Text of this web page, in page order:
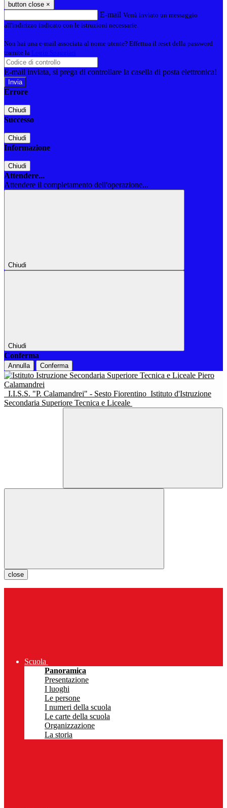
button close ×
E-mail Verrà inviato un messaggio
all'indirizzo indicato con le istruzioni necessarie.
Non hai una e-mail associata al nome utente? Effettua il reset della password
tramite la
E-mail inviata, si prega di controllare la casella di posta elettronica!
Errore
Chiudi
Successo
Chiudi
Informazione
Chiudi
Attendere...
Attendere il completamento dell'operazione...
Chiudi
Chiudi
Conferma
Annulla Conferma
I.I.S.S. "P. Calamandrei" - Sesto Fiorentino Istituto d'Istruzione
Secondaria Superiore Tecnica e Liceale
close
Scuola
Panoramica
Presentazione
I luoghi
Le persone
I numeri della scuola
Le carte della scuola
Organizzazione
La storia